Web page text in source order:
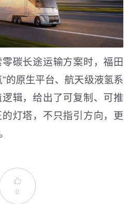
碳长途运输方案时，福田
的原生平台、航天级液氢系
辑，给出了可复制、可推
灯塔，不只指引方向，更

0